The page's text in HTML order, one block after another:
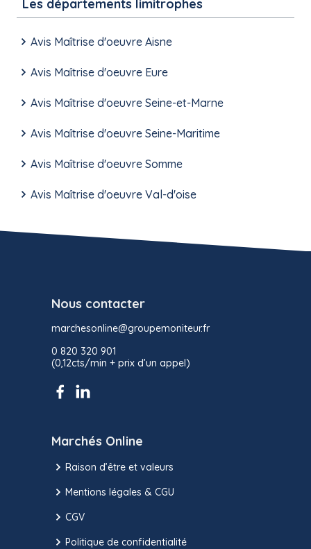
Les départements limitrophes
Avis Maîtrise d'oeuvre Aisne
Avis Maîtrise d'oeuvre Eure
Avis Maîtrise d'oeuvre Seine-et-Marne
Avis Maîtrise d'oeuvre Seine-Maritime
Avis Maîtrise d'oeuvre Somme
Avis Maîtrise d'oeuvre Val-d'oise
Nous contacter
marchesonline@groupemoniteur.fr
0 820 320 901
(0,12cts/min + prix d’un appel)
Marchés Online
Raison d’être et valeurs
Mentions légales & CGU
CGV
Politique de confidentialité